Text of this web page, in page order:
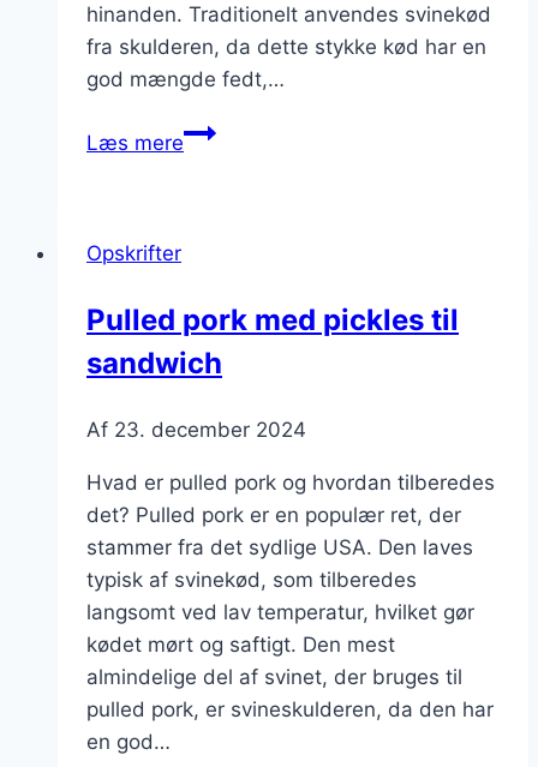
hinanden. Traditionelt anvendes svinekød
fra skulderen, da dette stykke kød har en
god mængde fedt,…
Læs merePulled
Opskrifter
Pulled pork med pickles til
sandwich
Af 23. december 2024
Hvad er pulled pork og hvordan tilberedes
det? Pulled pork er en populær ret, der
stammer fra det sydlige USA. Den laves
typisk af svinekød, som tilberedes
langsomt ved lav temperatur, hvilket gør
kødet mørt og saftigt. Den mest
almindelige del af svinet, der bruges til
pulled pork, er svineskulderen, da den har
en god…